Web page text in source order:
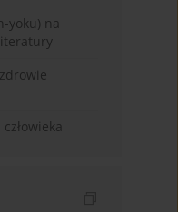
yoku) na